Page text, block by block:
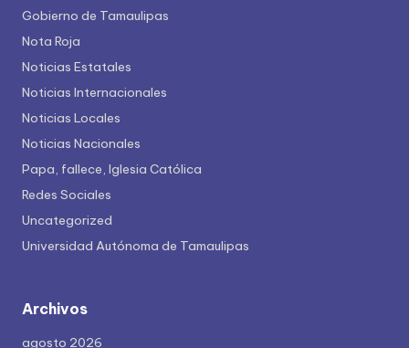
Gobierno de Tamaulipas
Nota Roja
Noticias Estatales
Noticias Internacionales
Noticias Locales
Noticias Nacionales
Papa, fallece, Iglesia Católica
Redes Sociales
Uncategorized
Universidad Autónoma de Tamaulipas
Archivos
agosto 2026